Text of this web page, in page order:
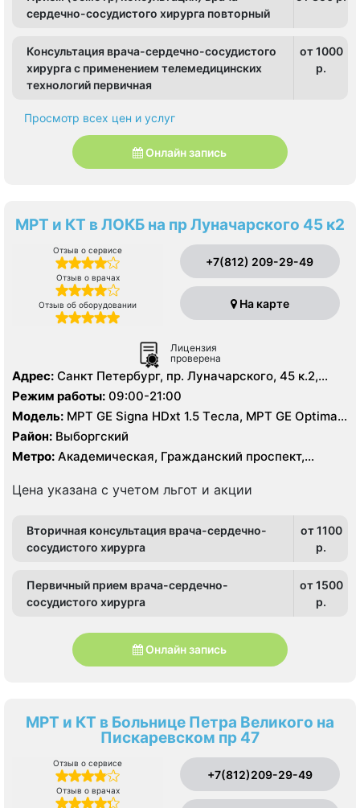
сердечно-сосудистого хирурга повторный
Консультация врача-сердечно-сосудистого
хирурга с применением телемедицинских
технологий первичная
от 1000
p.
Просмотр всех цен и услуг
Онлайн запись
МРТ и КТ в ЛОКБ на пр Луначарского 45 к2
Отзыв о сервисе
Отзыв о врачах
Отзыв об оборудовании
+7(812) 209-29-49
На карте
Лицензия
проверена
Адрес: Санкт Петербург, пр. Луначарского, 45 к.2,
литер А
Режим работы: 09:00-21:00
Модель: МРТ GE Signa HDxt 1.5 Tесла, МРТ GE Optima
MR 360 1.5 Tесла, KT GE Optim 64 среза, УЗИ, Рентген
Район: Выборгский
Метро: Академическая, Гражданский проспект,
Цена указана с учетом льгот и акции
Вторичная консультация врача-сердечно-
сосудистого хирурга
от 1100
p.
Первичный прием врача-сердечно-
сосудистого хирурга
от 1500
p.
Онлайн запись
МРТ и КТ в Больнице Петра Великого на
Пискаревском пр 47
Отзыв о сервисе
Отзыв о врачах
+7(812)209-29-49